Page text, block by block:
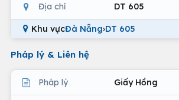
Địa chỉ DT 605
Khu vựcĐà Nẵng›DT 605
Pháp lý & Liên hệ
Pháp lý Giấy Hồng